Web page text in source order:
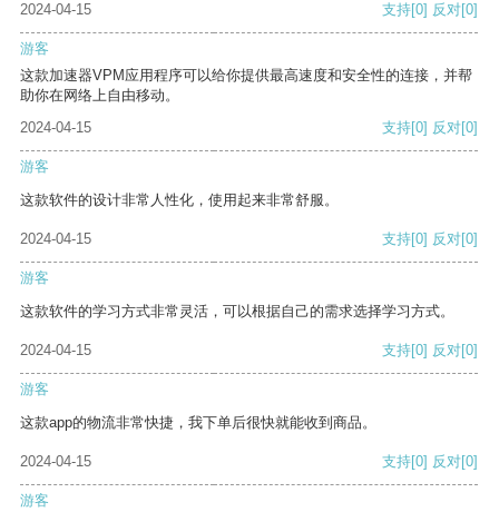
2024-04-15
支持[0] 反对[0]
游客
这款加速器VPM应用程序可以给你提供最高速度和安全性的连接，并帮
助你在网络上自由移动。
2024-04-15
支持[0] 反对[0]
游客
这款软件的设计非常人性化，使用起来非常舒服。
2024-04-15 支持[0] 反对[0]
游客
这款软件的学习方式非常灵活，可以根据自己的需求选择学习方式。
2024-04-15 支持[0] 反对[0]
游客
这款app的物流非常快捷，我下单后很快就能收到商品。
2024-04-15 支持[0] 反对[0]
游客